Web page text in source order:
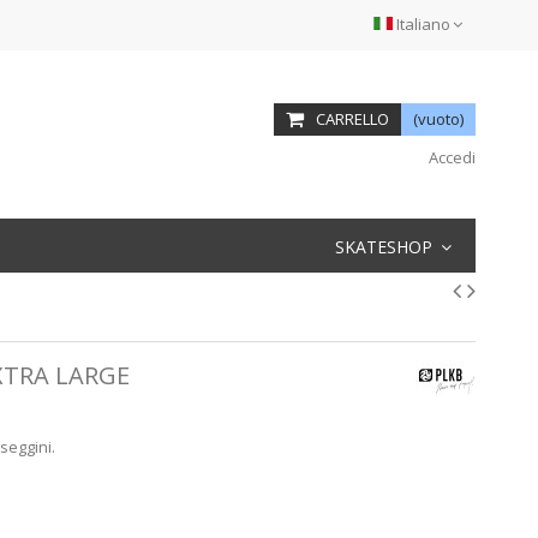
Italiano
CARRELLO
(vuoto)
Accedi
SKATESHOP
LARGE